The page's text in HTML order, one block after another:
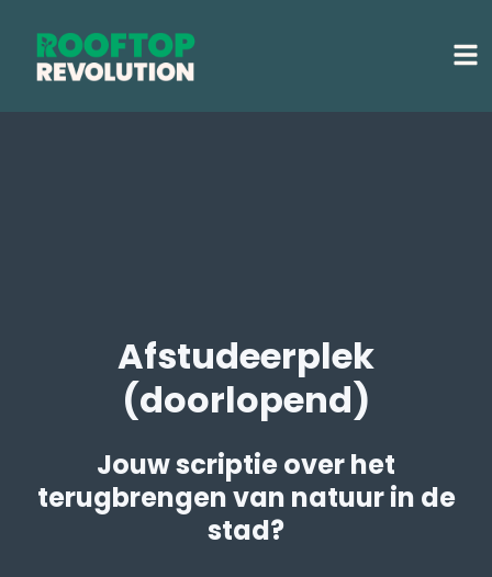
Afstudeerplek
(doorlopend)
Jouw scriptie over het
terugbrengen van natuur in de
stad?